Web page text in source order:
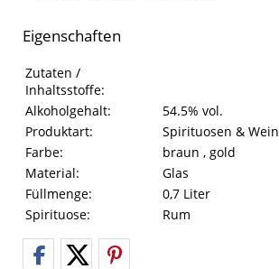
Eigenschaften
Eigenschaften des Produkts
Eigenschaft
Zutaten /
Inhaltsstoffe:
Alkoholgehalt:
54.5% vol.
Produktart:
Spirituosen & Wein
Farbe:
braun , gold
Material:
Glas
Füllmenge:
0,7 Liter
Spirituose:
Rum